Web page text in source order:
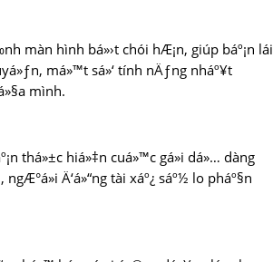
màn hình bá»›t chói hÆ¡n, giúp báº¡n lái
má»™t sá»‘ tính nÄƒng nháº¥t
mình.
thá»±c hiá»‡n cuá»™c gá»i dá»… dàng
Ä‘á»“ng tài xáº¿ sáº½ lo pháº§n